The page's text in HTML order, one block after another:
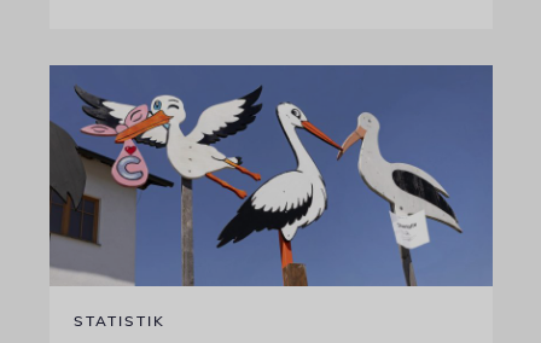
STATISTIK